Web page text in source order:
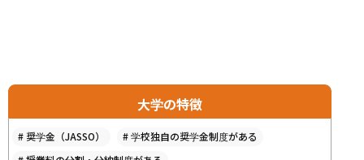
大学の特徴
# 奨学金（JASSO） #学校独自の奨学金制度がある